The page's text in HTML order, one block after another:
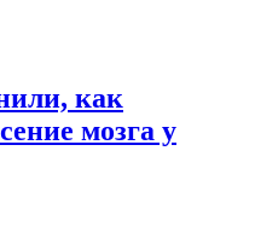
как
мозга у